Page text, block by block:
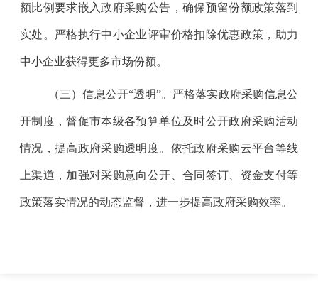
额比例要求嵌入政府采购公告，确保预留份额政策落到
实处。严格执行中小企业评审价格扣除优惠政策，助力
中小企业获得更多市场份额。
（三）信息公开“透明”。 严格落实政府采购信息公
开制度，督促市本级各预算单位及时公开政府采购活动
情况，提高政府采购透明度。依托政府采购云平台等线
上渠道，加强对采购意向公开、合同签订、资金支付等
政策落实情况的动态监督，进一步提高政府采购效率。